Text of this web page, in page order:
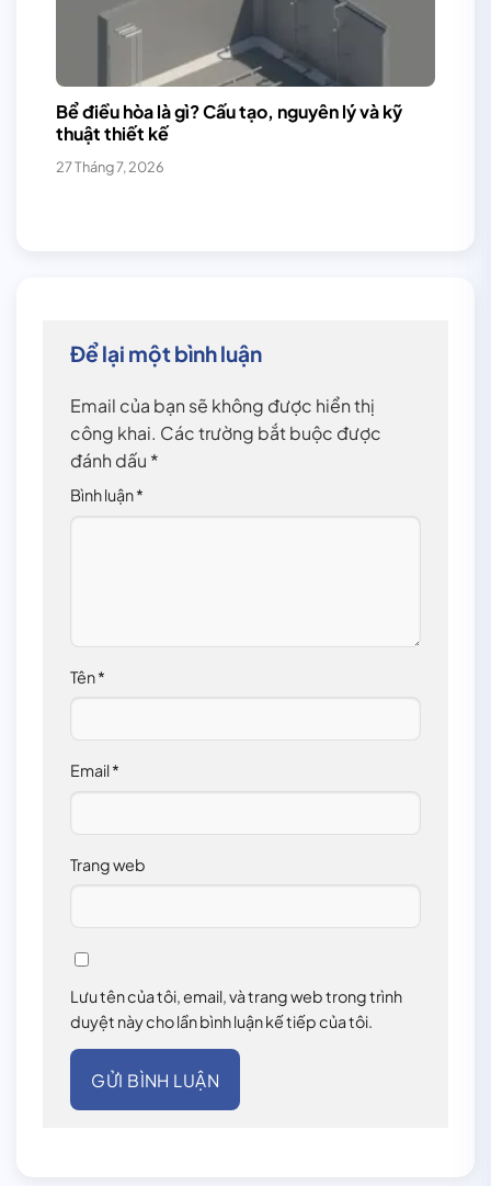
Bể điều hòa là gì? Cấu tạo, nguyên lý và kỹ
thuật thiết kế
27 Tháng 7, 2026
Để lại một bình luận
Email của bạn sẽ không được hiển thị
công khai. Các trường bắt buộc được
đánh dấu *
Bình luận*
Tên*
Email*
Trang web
Lưu tên của tôi, email, và trang web trong trình
duyệt này cho lần bình luận kế tiếp của tôi.